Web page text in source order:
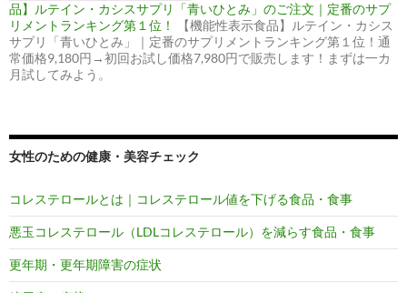
品】ルテイン・カシスサプリ「青いひとみ」のご注文｜定番のサプ
リメントランキング第１位！
【機能性表示食品】ルテイン・カシス
サプリ「青いひとみ」｜定番のサプリメントランキング第１位！通
常価格9,180円→初回お試し価格7,980円で販売します！まずは一カ
月試してみよう。
女性のための健康・美容チェック
コレステロールとは｜コレステロール値を下げる食品・食事
悪玉コレステロール（LDLコレステロール）を減らす食品・食事
更年期・更年期障害の症状